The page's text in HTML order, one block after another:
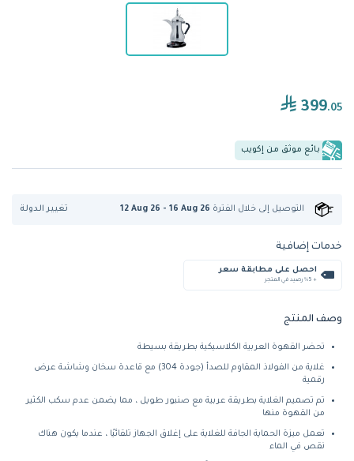
399.05
بائع موثق من إكويب
التوصيل إلى خلال الفترة 12 Aug 26 - 16 Aug 26 تغيير الدولة
خدمات إضافية
احصل على مطابقة سعر
+ %5 رصيد في المتجر
وصف المنتج
تحضر القهوة العربية الكلاسيكية بطريقة بسيطة
غلاية من الفولاذ المقاوم للصدأ (جودة 304) مع قاعدة سخان وشاشة عرض
رقمية
تم تصميم الغلاية بطريقة عربية مع صنبور طويل ، مما يضمن عدم سكب الكثير
من القهوة منها
تعمل ميزة الحماية الجافة للغلاية على إغلاق الجهاز تلقائيًا ، عندما يكون هناك
نقص في الماء